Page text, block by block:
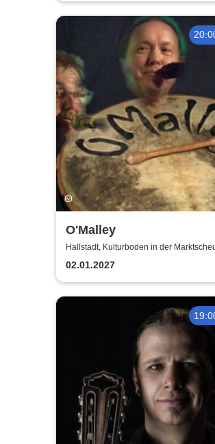
O'Malley
Hallstadt, Kulturboden in der
02.01.2027